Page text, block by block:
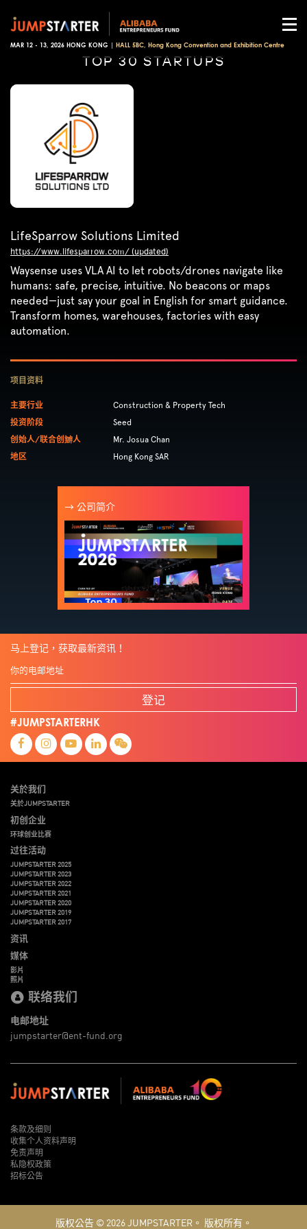
MAR 12 - 13, 2026 HONG KONG | HALL 5BC, Hong Kong Convention and Exhibition Centre
TOP 30 STARTUPS
LifeSparrow Solutions Limited
https://www.lifesparrow.com/ (updated)
Waysense uses VLA AI to let robots/drones navigate like
humans: safe, precise, intuitive. No beacons or maps
needed—just say your goal in English for smart guidance.
Transform homes, warehouses, factories with easy
automation.
项目资料
主要行业
Construction & Property Tech
投资阶段
Seed
创始人/联合创辧人
Mr. Josua Chan
地区
Hong Kong SAR
→ 公司简介
马上登记，获取最新资讯！
登记
#JUMPSTARTERHK
关於我们
关於JUMPSTARTER
初创企业
环球创业比赛
过往活动
JUMPSTARTER 2025
JUMPSTARTER 2023
JUMPSTARTER 2022
JUMPSTARTER 2021
JUMPSTARTER 2020
JUMPSTARTER 2019
JUMPSTARTER 2017
资讯
媒体
影片
照片
联络我们
电邮地址
jumpstarter@ent-fund.org
条款及细则
收集个人资料声明
免责声明
私隐权政策
招标公告
版权公告 © 2026JUMPSTARTER。 版权所有。